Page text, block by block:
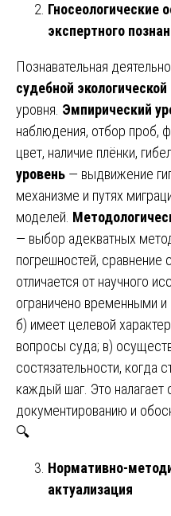
Гносеологические
экспертного
Познавательная
судебной
уровня. Эмпирический
наблюдения, отбор проб,
цвет, наличие плёнки,
уровень — выдвижение
механизме и путях
моделей.
— выбор адекватных
погрешностей,
отличается от научного
ограничено временными
б) имеет целевой
вопросы суда; в)
состязательности, когда
каждый шаг. Это налагает
документированию и
🔍
Нормативно-
актуализация